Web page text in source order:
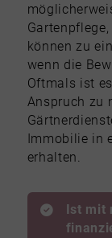
können zu
wenn die
Oftmals ist
Anspruch zu
Immobilie in
erhalten.
Ist mit